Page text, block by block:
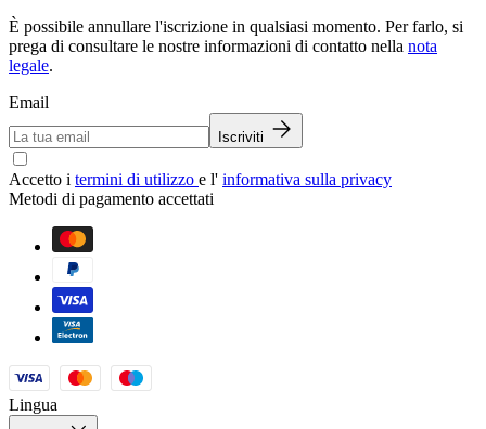
È possibile annullare l'iscrizione in qualsiasi momento. Per farlo, si
prega di consultare le nostre informazioni di contatto nella nota
legale.
Email
Iscriviti
Accetto i termini di utilizzo e l' informativa sulla privacy
Metodi di pagamento accettati
Lingua